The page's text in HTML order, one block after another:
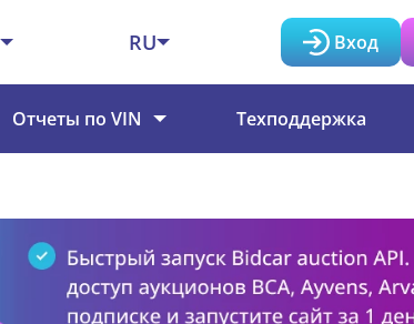
RU Вход
Отчеты по VIN Техподдержка